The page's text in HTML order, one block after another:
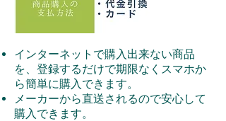
インターネットで購入出来ない商品
を、登録するだけで期限なくスマホか
ら簡単に購入できます。
メーカーから直送されるので安心して
購入できます。